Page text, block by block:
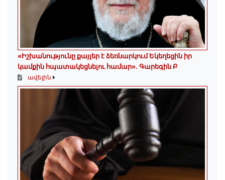
«Իշխանությունը քայլեր է ձեռնարկում Եկեղեցին իր
կամքին հպատակեցնելու համար»․ Գարեգին Բ
ավելին